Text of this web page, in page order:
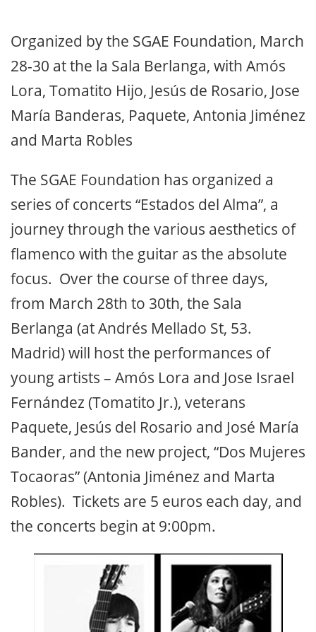
Organized by the SGAE Foundation, March
28-30 at the la Sala Berlanga, with Amós
Lora, Tomatito Hijo, Jesús de Rosario, Jose
María Banderas, Paquete, Antonia Jiménez
and Marta Robles
The SGAE Foundation has organized a
series of concerts “Estados del Alma”, a
journey through the various aesthetics of
flamenco with the guitar as the absolute
focus. Over the course of three days,
from March 28th to 30th, the Sala
Berlanga (at Andrés Mellado St, 53.
Madrid) will host the performances of
young artists – Amós Lora and Jose Israel
Fernández (Tomatito Jr.), veterans
Paquete, Jesús del Rosario and José María
Bander, and the new project, “Dos Mujeres
Tocaoras” (Antonia Jiménez and Marta
Robles). Tickets are 5 euros each day, and
the concerts begin at 9:00pm.